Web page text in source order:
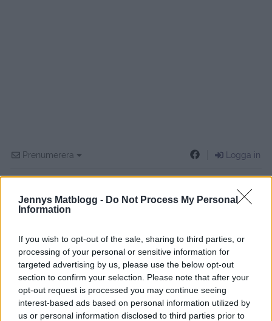
Jennys Matblogg - Do Not Process My Personal
Information
If you wish to opt-out of the sale, sharing to third parties, or
processing of your personal or sensitive information for
targeted advertising by us, please use the below opt-out
section to confirm your selection. Please note that after your
opt-out request is processed you may continue seeing
interest-based ads based on personal information utilized by
us or personal information disclosed to third parties prior to
Prenumerera Logga in
{} [+]
0COMMENTS